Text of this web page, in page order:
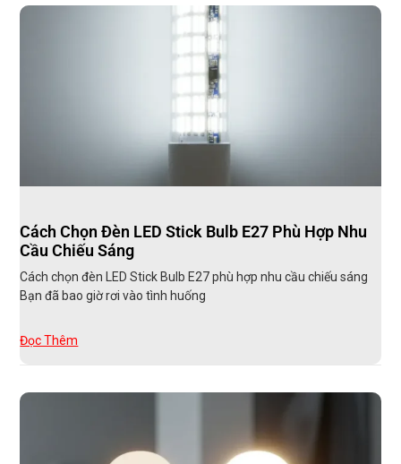
Cách Chọn Đèn LED Stick Bulb E27 Phù Hợp Nhu
Cầu Chiếu Sáng
Cách chọn đèn LED Stick Bulb E27 phù hợp nhu cầu chiếu sáng
Bạn đã bao giờ rơi vào tình huống
Đọc Thêm